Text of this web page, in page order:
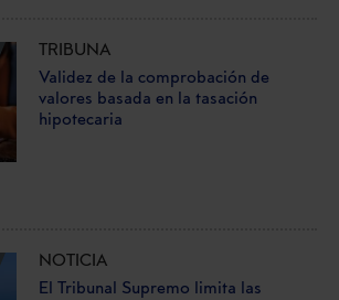
TRIBUNA
Validez de la comprobación de
valores basada en la tasación
hipotecaria
NOTICIA
El Tribunal Supremo limita las